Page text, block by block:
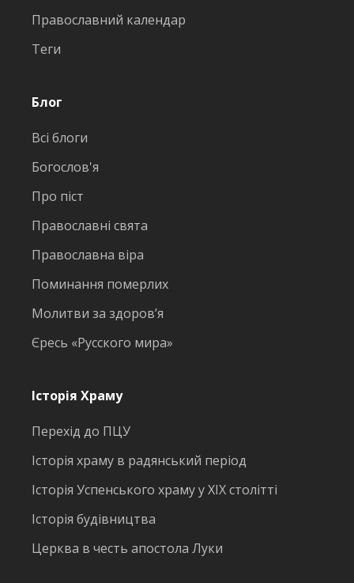
Православний календар
Теги
Блог
Всі блоги
Богослов'я
Про піст
Православні свята
Православна віра
Поминання померлих
Молитви за здоров’я
Єресь «Русского мира»
Історія Храму
Перехід до ПЦУ
Історія храму в радянський період
Історія Успенського храму у ХІХ столітті
Історія будівництва
Церква в честь апостола Луки